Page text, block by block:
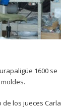
1600 se
los jueces Carla